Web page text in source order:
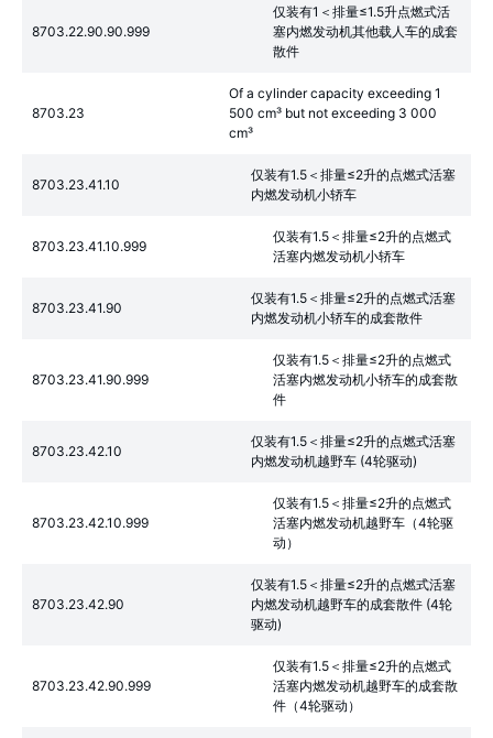
8703.22.90.90.999
仅装有1＜排量≤1.5升点燃式活
塞内燃发动机其他载人车的成套
散件
8703.23
Of a cylinder capacity exceeding 1
500 cm³ but not exceeding 3 000
cm³
8703.23.41.10
仅装有1.5＜排量≤2升的点燃式活塞
内燃发动机小轿车
8703.23.41.10.999
仅装有1.5＜排量≤2升的点燃式
活塞内燃发动机小轿车
8703.23.41.90
仅装有1.5＜排量≤2升的点燃式活塞
内燃发动机小轿车的成套散件
8703.23.41.90.999
仅装有1.5＜排量≤2升的点燃式
活塞内燃发动机小轿车的成套散
件
8703.23.42.10
仅装有1.5＜排量≤2升的点燃式活塞
内燃发动机越野车 (4轮驱动)
8703.23.42.10.999
仅装有1.5＜排量≤2升的点燃式
活塞内燃发动机越野车（4轮驱
动）
8703.23.42.90
仅装有1.5＜排量≤2升的点燃式活塞
内燃发动机越野车的成套散件 (4轮
驱动)
8703.23.42.90.999
仅装有1.5＜排量≤2升的点燃式
活塞内燃发动机越野车的成套散
件（4轮驱动）